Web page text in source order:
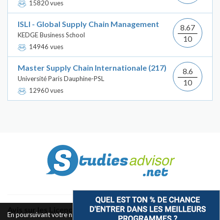
15820 vues
ISLI - Global Supply Chain Management
KEDGE Business School
14946 vues
8.67
10
Master Supply Chain Internationale (217)
Université Paris Dauphine-PSL
12960 vues
8.6
10
Avis sur les Licences & Bachelors
En poursuivant votre navigation sur ce site, vous acceptez